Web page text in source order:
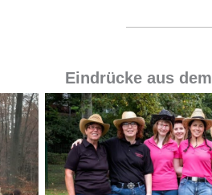
Eindrücke aus